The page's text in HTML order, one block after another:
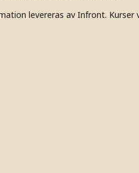
levereras av Infront. Kurser